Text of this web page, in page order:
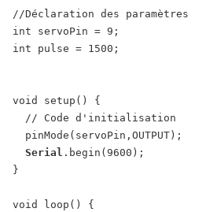
//Déclaration des paramètres
int
servoPin = 9 ;
int
pulse = 1500 ;
void setup ( )
{
// Code d'initialisation
pinMode ( servoPin , OUTPUT ) ;
Serial . begin ( 9600 ) ;
}
void loop ( )
{